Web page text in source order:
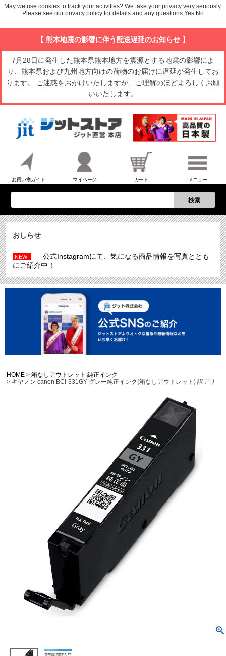
【 熊本地震の影響に伴う配送遅延のお知らせ 】
7月28日に発生した熊本県熊本地方を震源とする地震の影響によ
り、熊本県および九州地方向けの荷物のお届けに遅延が発生してお
ります。 ご迷惑をおかけいたしますが、ご理解のほどよろしくお願
いいたします。
お買い物ガイド マイページ カート メニュー
検索
おしらせ
NEW!
公式Instagramにて、気になる商品情報を写真ととも
にご紹介中！
HOME
箱なしアウトレット 純正インク
キヤノン canon BCI-331GY グレー純正インク(箱なしアウトレット) 訳アリ
May we use cookies to track your activities? We take your privacy very seriously.
Please see our privacy policy for details and any questions.Yes No